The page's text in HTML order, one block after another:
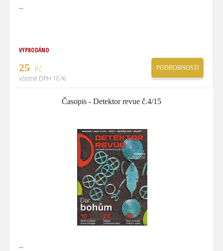
VYPRODÁNO
25 Kč
včetně DPH 10 %
PODROBNOSTI
Časopis - Detektor revue č.4/15